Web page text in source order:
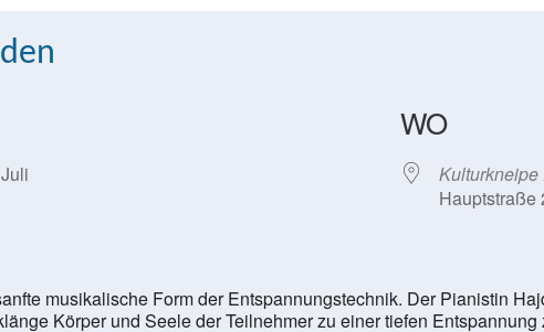
Juli
WO
Hauptstraße
musikalische Form der Entspannungstechnik. Der Pianistin
Körper und Seele der Teilnehmer zu einer tiefen